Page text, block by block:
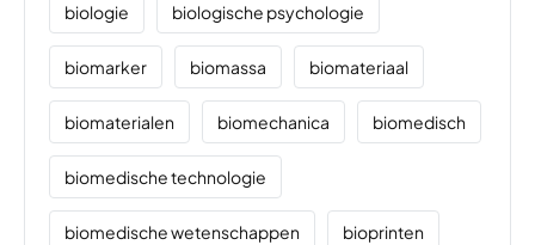
biologie biologische psychologie
biomarker biomassa biomateriaal
biomaterialen biomechanica biomedisch
biomedische technologie
biomedische wetenschappen bioprinten